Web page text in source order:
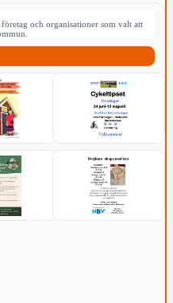
och organisationer som valt att